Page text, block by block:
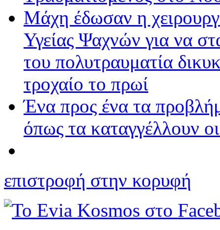
Μάχη έδωσαν η
Υγείας Ψαχνών για να
του πολυτραυματία
τροχαίο το πρωί
Ένα προς ένα τα
όπως τα καταγγέλλουν
επιστροφή στην κορυφή